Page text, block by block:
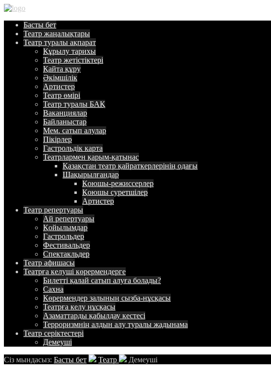
Басты бет
Театр жаңалықтары
Театр туралы ақпарат
Құрылу тарихы
Театр жетістіктері
Қайта құру
Әкімшілік
Артистер
Театр өмірі
Театр туралы БАҚ
Ваканциялар
Байланыстар
Мем. сатып алулар
Пікірлер
Гастрольдік карта
Театрлармен қарым-қатынас
Қазақстан театр қайраткерлерінің одағы
Шақырылғандар
Қоюшы-режиссерлер
Қоюшы суретшілер
Артистер
Театр репертуары
Ай репертуары
Қойылымдар
Гастрольдер
Фестивальдер
Спектакльдер
Театр афишасы
Театрға келуші көрермендерге
Билетті қалай сатып алуға болады?
Сахна
Көрермендер залының сызба-нұсқасы
Театрға келу нұсқасы
Азаматтарды қабылдау кестесі
Терроризмнің алдын алу туралы жадынама
Театр cеріктестері
Демеуші
Сіз мындасыз: Басты бет Театр Демеуші